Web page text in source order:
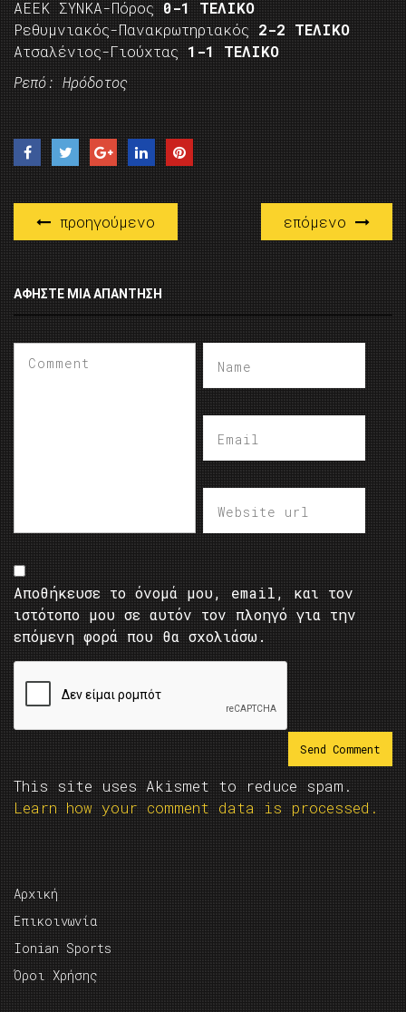
ΑΕΕΚ ΣΥΝΚΑ-Πόρος 0-1 ΤΕΛΙΚΟ
Ρεθυμνιακός-Πανακρωτηριακός 2-2 ΤΕΛΙΚΟ
Ατσαλένιος-Γιούχτας 1-1 ΤΕΛΙΚΟ
Ρεπό: Ηρόδοτος
προηγούμενο επόμενο
ΑΦΉΣΤΕ ΜΙΑ ΑΠΆΝΤΗΣΗ
Αποθήκευσε το όνομά μου, email, και τον
ιστότοπο μου σε αυτόν τον πλοηγό για την
επόμενη φορά που θα σχολιάσω.
This site uses Akismet to reduce spam.
Learn how your comment data is processed.
Αρχική
Επικοινωνία
Ionian Sports
Όροι Χρήσης